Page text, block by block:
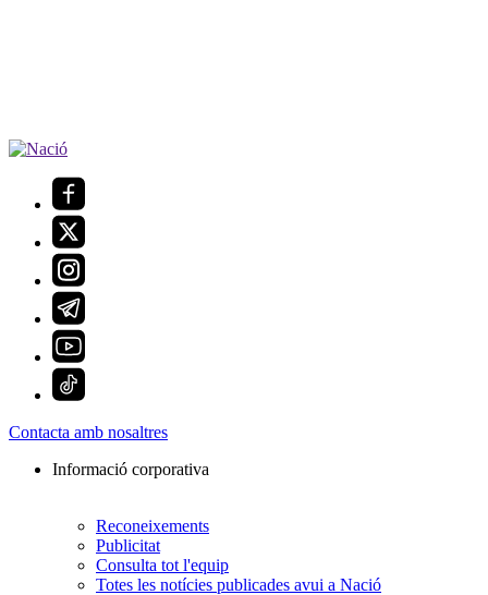
Contacta amb nosaltres
Informació corporativa
Reconeixements
Publicitat
Consulta tot l'equip
Totes les notícies publicades avui a Nació